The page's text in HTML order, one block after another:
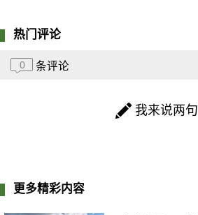
热门评论
0 条评论
我来说两句
更多精彩内容